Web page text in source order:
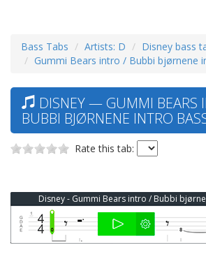
Bass Tabs Artists: D
Disney bass
Gummi Bears intro / Bubbi bjørnene
DISNEY — GUMMI BEARS
BUBBI BJØRNENE INTRO
Rate this tab:
Disney - Gummi Bears intro / Bubbi